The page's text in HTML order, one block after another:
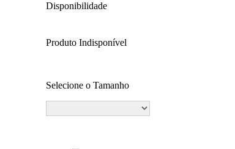
Disponibilidade
Produto Indisponível
Selecione o Tamanho